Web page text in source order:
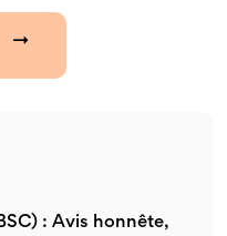
: Avis honnête,